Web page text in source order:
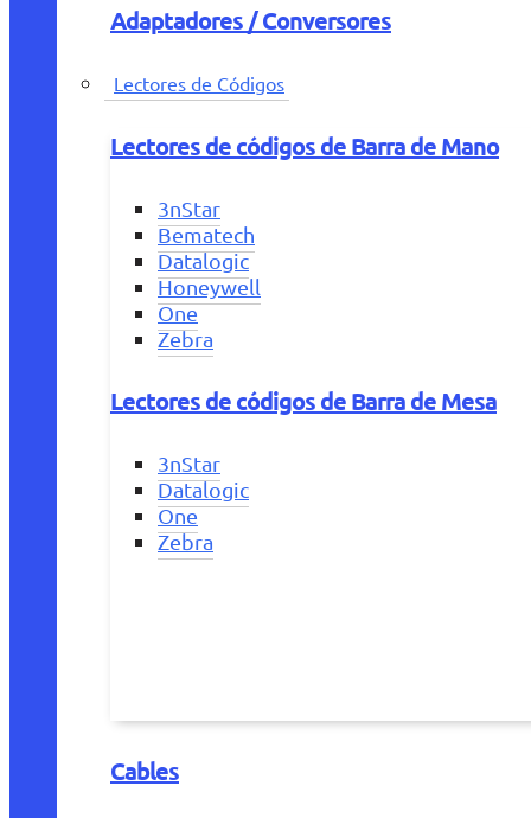
Adaptadores / Conversores
Lectores de Códigos
Lectores de códigos de Barra de Mano
3nStar
Bematech
Datalogic
Honeywell
One
Zebra
Lectores de códigos de Barra de Mesa
3nStar
Datalogic
One
Zebra
Cables